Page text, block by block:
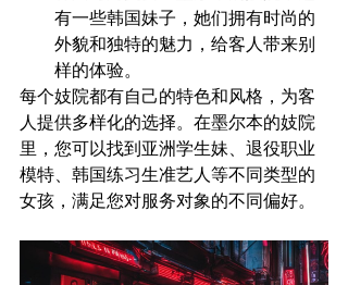
有一些韩国妹子，她们拥有时尚的
外貌和独特的魅力，给客人带来别
样的体验。
每个妓院都有自己的特色和风格，为客
人提供多样化的选择。在墨尔本的妓院
里，您可以找到亚洲学生妹、退役职业
模特、韩国练习生准艺人等不同类型的
女孩，满足您对服务对象的不同偏好。